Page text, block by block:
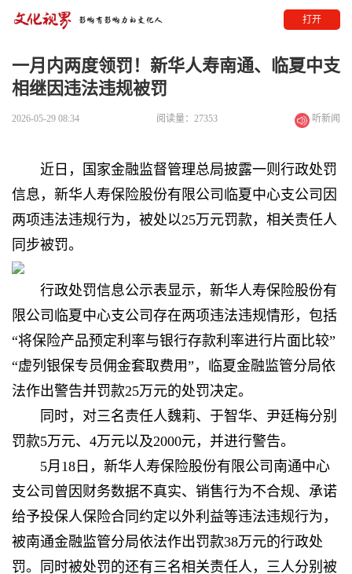
打开
一月内两度领罚！新华人寿南通、临夏中支
相继因违法违规被罚
2026-05-29 08:34 阅读量：27353 听新闻
近日，国家金融监督管理总局披露一则行政处罚
信息，新华人寿保险股份有限公司临夏中心支公司因
两项违法违规行为，被处以25万元罚款，相关责任人
同步被罚。
行政处罚信息公示表显示，新华人寿保险股份有
限公司临夏中心支公司存在两项违法违规情形，包括
“将保险产品预定利率与银行存款利率进行片面比较”
“虚列银保专员佣金套取费用”，临夏金融监管分局依
法作出警告并罚款25万元的处罚决定。
同时，对三名责任人魏莉、于智华、尹廷梅分别
罚款5万元、4万元以及2000元，并进行警告。
5月18日，新华人寿保险股份有限公司南通中心
支公司曾因财务数据不真实、销售行为不合规、承诺
给予投保人保险合同约定以外利益等违法违规行为，
被南通金融监管分局依法作出罚款38万元的行政处
罚。同时被处罚的还有三名相关责任人，三人分别被